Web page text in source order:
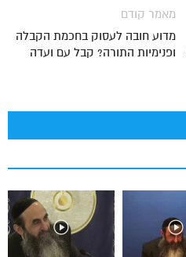
מאמר קודם
מדוע חובה לעסוק בחכמת הקבלה
ופנימיות התורה? קבל עם ועדה